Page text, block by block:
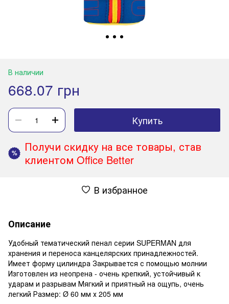
В наличии
668.07 грн
Купить
%
Получи скидку на все товары, став
клиентом Office Better
В избранное
Описание
Удобный тематический пенал серии SUPERMAN для
хранения и переноса канцелярских принадлежностей.
Имеет форму цилиндра Закрывается с помощью молнии
Изготовлен из неопрена - очень крепкий, устойчивый к
ударам и разрывам Мягкий и приятный на ощупь, очень
легкий Размер: Ø 60 мм х 205 мм